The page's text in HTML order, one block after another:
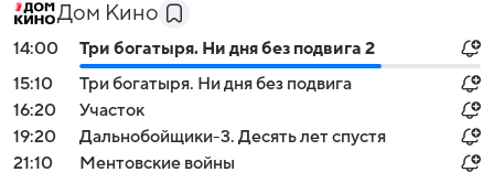
Дом Кино
14:00
Три богатыря. Ни дня без подвига 2
15:10
Три богатыря. Ни дня без подвига
16:20
Участок
19:20
Дальнобойщики-3. Десять лет спустя
21:10
Ментовские войны